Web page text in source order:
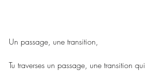
Un passage, une transition,
Tu traverses un passage, une transition qui